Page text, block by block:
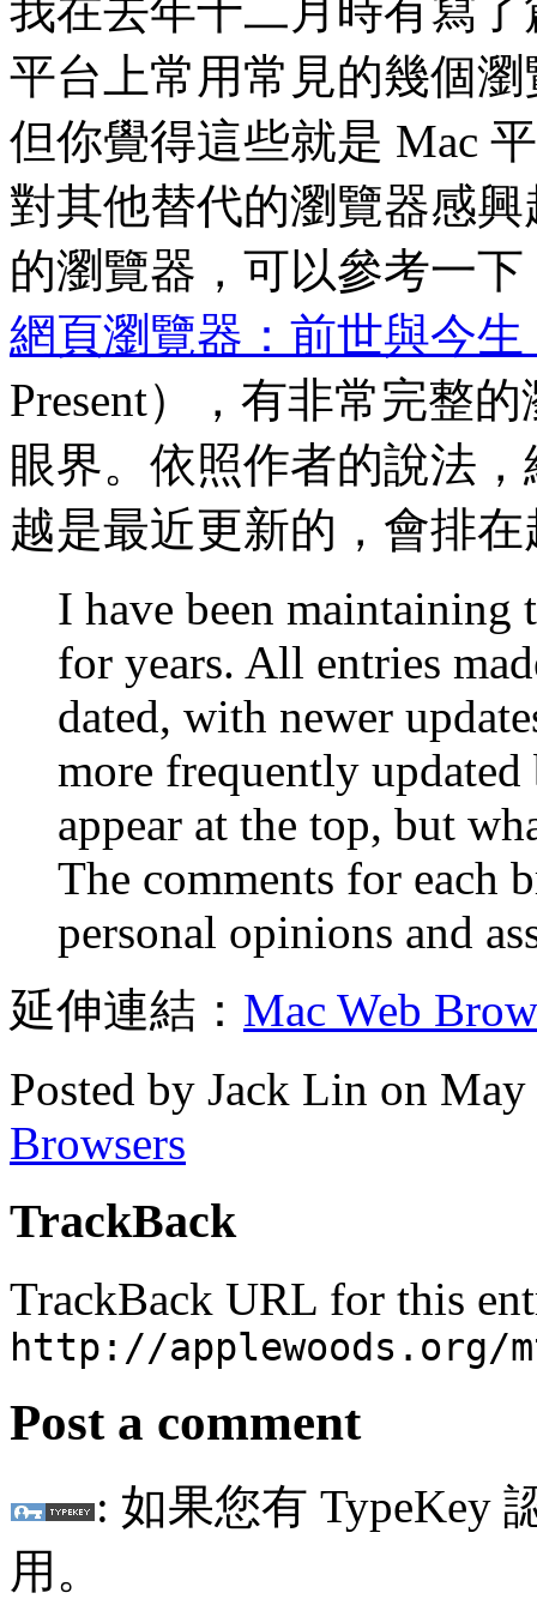
我在去年十二月時有寫了
平台上常用常見的幾個
但你覺得這些就是 Mac
對其他替代的瀏覽器感
的瀏覽器，可以參考一下
網頁瀏覽器：前世與今生
Present），有非常完整
眼界。依照作者的說法
越是最近更新的，會排
I have been maintaining
for years. All entries
dated, with newer
more frequently
appear at the top, but
The comments for each
personal opinions and
延伸連結： Mac Web
Posted by Jack Lin on
Browsers
TrackBack
TrackBack URL for this
http://applewoods.org/
Post a comment
: 如果您有 TypeKey
用。